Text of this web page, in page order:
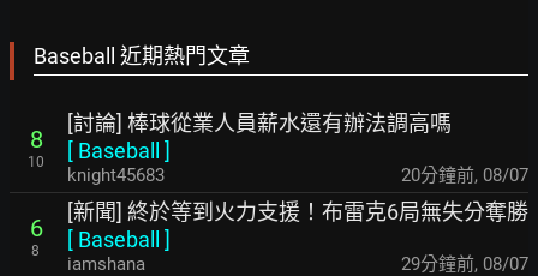
Baseball 近期熱門文章
8
10
[討論] 棒球從業人員薪水還有辦法調高嗎
[ Baseball ]
knight45683 20分鐘前, 08/07
6
8
[新聞] 終於等到火力支援！布雷克6局無失分奪勝
[ Baseball ]
iamshana 30分鐘前, 08/07